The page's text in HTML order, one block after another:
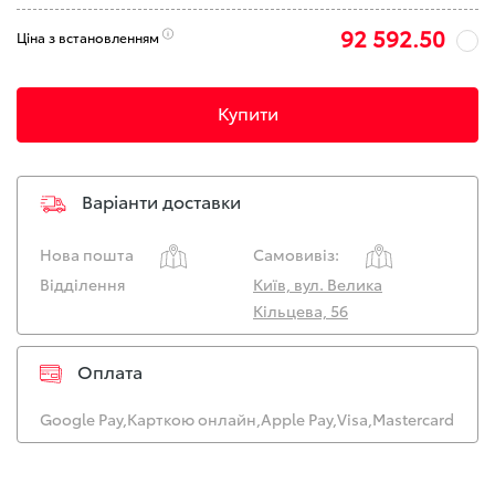
Ціна з встановленням 92 592.50
Купити
Варіанти доставки
Нова пошта
Самовивіз:
Відділення
Київ, вул. Велика
Кільцева, 56
Оплата
Google Pay,Карткою онлайн,Apple Pay,Visa,Mastercard